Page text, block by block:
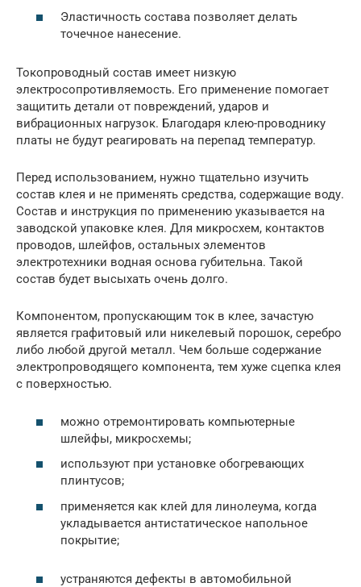
Эластичность состава позволяет делать
точечное нанесение.
Токопроводный состав имеет низкую
электросопротивляемость. Его применение помогает
защитить детали от повреждений, ударов и
вибрационных нагрузок. Благодаря клею-проводнику
платы не будут реагировать на перепад температур.
Перед использованием, нужно тщательно изучить
состав клея и не применять средства, содержащие воду.
Состав и инструкция по применению указывается на
заводской упаковке клея. Для микросхем, контактов
проводов, шлейфов, остальных элементов
электротехники водная основа губительна. Такой
состав будет высыхать очень долго.
Компонентом, пропускающим ток в клее, зачастую
является графитовый или никелевый порошок, серебро
либо любой другой металл. Чем больше содержание
электропроводящего компонента, тем хуже сцепка клея
с поверхностью.
можно отремонтировать компьютерные
шлейфы, микросхемы;
используют при установке обогревающих
плинтусов;
применяется как клей для линолеума, когда
укладывается антистатическое напольное
покрытие;
устраняются дефекты в автомобильной